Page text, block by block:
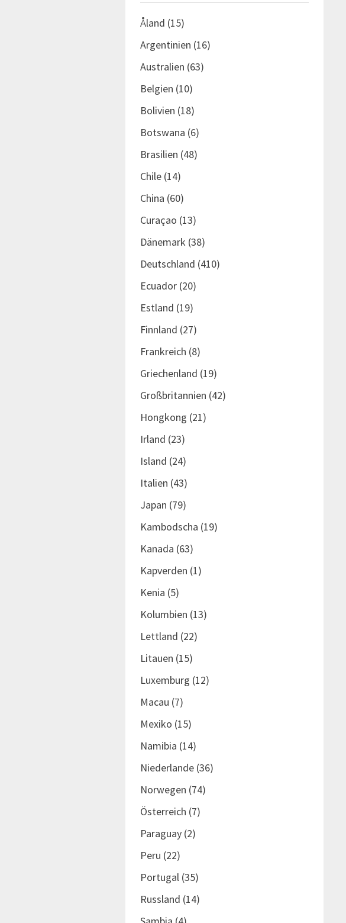
Åland (15)
Argentinien (16)
Australien (63)
Belgien (10)
Bolivien (18)
Botswana (6)
Brasilien (48)
Chile(14)
China (60)
Curaçao (13)
Dänemark (38)
Deutschland (410)
Ecuador(20)
Estland (19)
Finnland (27)
Frankreich (8)
Griechenland (19)
Großbritannien (42)
Hongkong (21)
Irland (23)
Island (24)
Italien (43)
Japan (79)
Kambodscha (19)
Kanada (63)
Kapverden (1)
Kenia (5)
Kolumbien (13)
Lettland (22)
Litauen (15)
Luxemburg (12)
Macau (7)
Mexiko (15)
Namibia (14)
Niederlande(36)
Norwegen (74)
Österreich (7)
Paraguay(2)
Peru (22)
Portugal(35)
Russland (14)